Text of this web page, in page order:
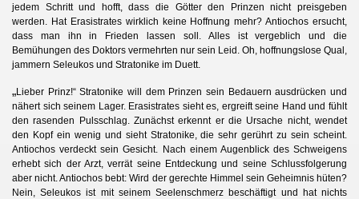
jedem Schritt und hofft, dass die Götter den Prinzen nicht preisgeben
werden. Hat Erasistrates wirklich keine Hoffnung mehr? Antiochos ersucht,
dass man ihn in Frieden lassen soll. Alles ist vergeblich und die
Bemühungen des Doktors vermehrten nur sein Leid. Oh, hoffnungslose Qual,
jammern Seleukos und Stratonike im Duett.
„Lieber Prinz!“ Stratonike will dem Prinzen sein Bedauern ausdrücken und
nähert sich seinem Lager. Erasistrates sieht es, ergreift seine Hand und fühlt
den rasenden Pulsschlag. Zunächst erkennt er die Ursache nicht, wendet
den Kopf ein wenig und sieht Stratonike, die sehr gerührt zu sein scheint.
Antiochos verdeckt sein Gesicht. Nach einem Augenblick des Schweigens
erhebt sich der Arzt, verrät seine Entdeckung und seine Schlussfolgerung
aber nicht. Antiochos bebt: Wird der gerechte Himmel sein Geheimnis hüten?
Nein, Seleukos ist mit seinem Seelenschmerz beschäftigt und hat nichts